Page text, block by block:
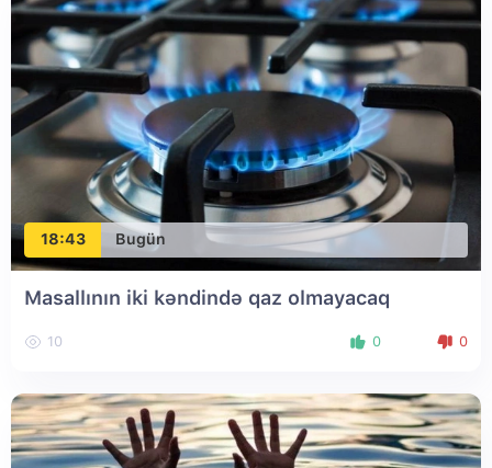
18:43 Bugün
Masallının iki kəndində qaz olmayacaq
10 0 0